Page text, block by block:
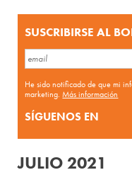
SUSCRIBIRSE AL
He sido notificado de que mi
marketing.Más información
SÍGUENOS EN
JULIO 2021